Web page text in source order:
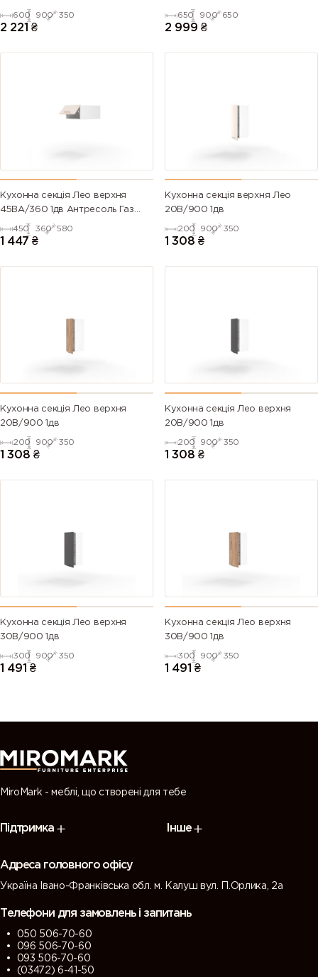
600 900 350
2 221 ₴
650 900 650
2 999 ₴
Кухонна секція Лео верхня
45ВА/360 1дв Антресоль Газ
Ліфт
450 360 580
1 447 ₴
Кухонна секція верхня Лео
20В/900 1дв
200 900 350
1 308 ₴
Кухонна секція Лео верхня
20В/900 1дв
200 900 350
1 308 ₴
Кухонна секція Лео верхня
20В/900 1дв
200 900 350
1 308 ₴
Кухонна секція Лео верхня
30В/900 1дв
300 900 350
1 491 ₴
Кухонна секція Лео верхня
30В/900 1дв
300 900 350
1 491 ₴
MiroMark - меблі, що створені для тебе
Підтримка Інше
Адреса головного офісу
Україна Івано-Франківська обл. м. Калуш вул. П.Орлика, 2а
Телефони для замовлень і запитань
050 506-70-60
096 506-70-60
093 506-70-60
(03472) 6-41-50